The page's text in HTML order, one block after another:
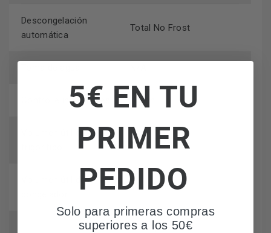
Descongelación
automática
Total No Frost
Control e indicadores Botón
Volumen útil del
237 Litros
Volumen útil del
89 Litros
Tropical
5€ EN TU
PRIMER
PEDIDO
Solo para primeras compras
superiores a los 50€